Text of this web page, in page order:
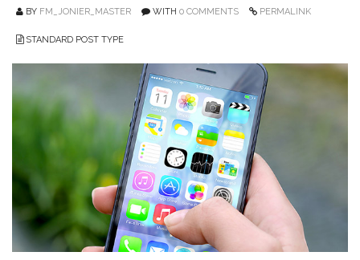
BY FM_JONIER_MASTER WITH 0 COMMENTS PERMALINK
STANDARD POST TYPE